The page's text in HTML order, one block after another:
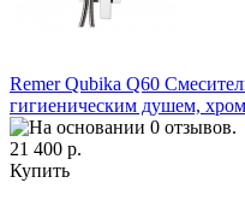
Remer Qubika Q60
гигиеническим душем, хром
21 400 р.
Купить